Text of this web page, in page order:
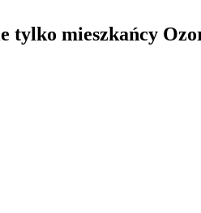
tylko mieszkańcy